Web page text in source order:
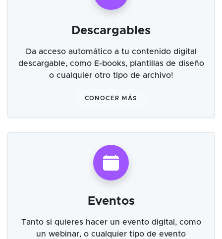
Descargables
Da acceso automático a tu contenido digital
descargable, como E-books, plantillas de diseño
o cualquier otro tipo de archivo!
CONOCER MÁS
Eventos
Tanto si quieres hacer un evento digital, como
un webinar, o cualquier tipo de evento